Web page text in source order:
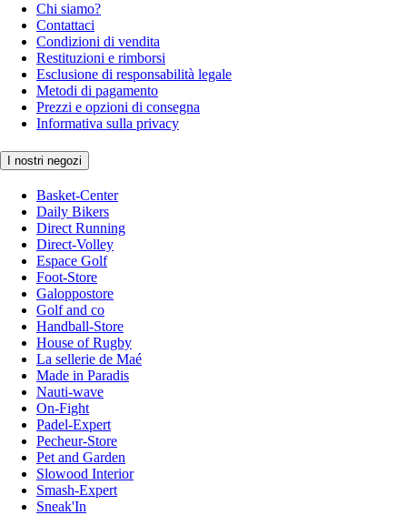
Chi siamo?
Contattaci
Condizioni di vendita
Restituzioni e rimborsi
Esclusione di responsabilità legale
Metodi di pagamento
Prezzi e opzioni di consegna
Informativa sulla privacy
I nostri negozi
Basket-Center
Daily Bikers
Direct Running
Direct-Volley
Espace Golf
Foot-Store
Galoppostore
Golf and co
Handball-Store
House of Rugby
La sellerie de Maé
Made in Paradis
Nauti-wave
On-Fight
Padel-Expert
Pecheur-Store
Pet and Garden
Slowood Interior
Smash-Expert
Sneak'In